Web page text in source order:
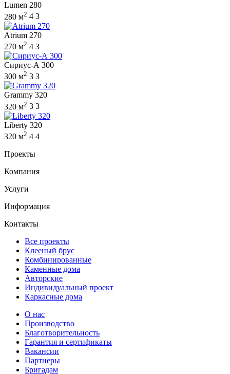
Lumen 280
280 м2 4 3
Atrium 270
270 м2 4 3
Сириус-А 300
300 м2 3 3
Grammy 320
320 м2 3 3
Liberty 320
320 м2 4 4
Проекты
Компания
Услуги
Информация
Контакты
Все проекты
Клееный брус
Комбинированные
Каменные дома
Авторские
Индивидуальный проект
Каркасные дома
О нас
Производство
Благотворительность
Гарантия и сертификаты
Вакансии
Партнеры
Бригадам